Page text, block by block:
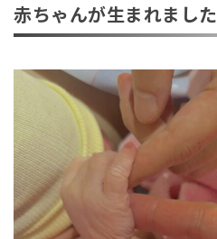
赤ちゃんが生まれました